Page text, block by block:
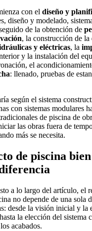
con el diseño y
diseño y modelado,
de la obtención de
, la construcción de la
y eléctricas, la
y la instalación del
el
: llenado, pruebas de
según el sistema
con sistemas modulares
de piscina de
las obras fuera de
más se necesita.
de piscina
a lo largo del artículo, el
no depende de una sola
desde la visión inicial y la
la elección del sistema
acabados.